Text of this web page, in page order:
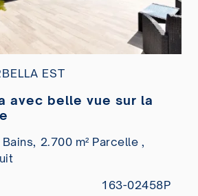
EST
avec belle vue sur la
Bains, 2.700 m² Parcelle ,
163-02458P